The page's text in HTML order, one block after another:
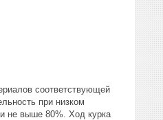
соответствующей
при низком
не выше 80%. Ход курка